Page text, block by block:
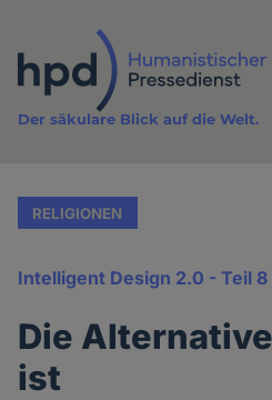
Inhalt
Der säkulare Blick auf die Welt.
RELIGIONEN
Intelligent Design 2.0 - Teil 8
Die
ist